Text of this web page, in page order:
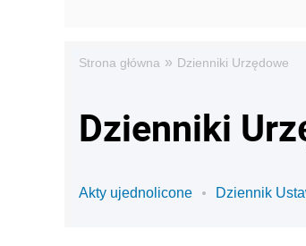
Strona główna » Dzienniki Urzędowe
Dzienniki
Akty ujednolicone Dziennik